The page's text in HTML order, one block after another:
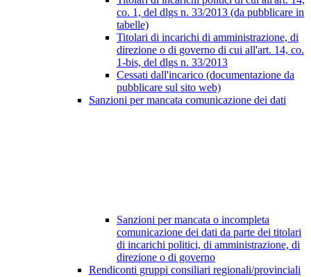
co. 1, del dlgs n. 33/2013 (da pubblicare in
tabelle)
Titolari di incarichi di amministrazione, di
direzione o di governo di cui all'art. 14, co.
1-bis, del dlgs n. 33/2013
Cessati dall'incarico (documentazione da
pubblicare sul sito web)
Sanzioni per mancata comunicazione dei dati
Sanzioni per mancata o incompleta
comunicazione dei dati da parte dei titolari
di incarichi politici, di amministrazione, di
direzione o di governo
Rendiconti gruppi consiliari regionali/provinciali